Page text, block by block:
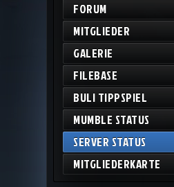
FORUM
MITGLIEDER
GALERIE
FILEBASE
BULI TIPPSPIEL
MUMBLE STATUS
SERVER STATUS
MITGLIEDERKARTE